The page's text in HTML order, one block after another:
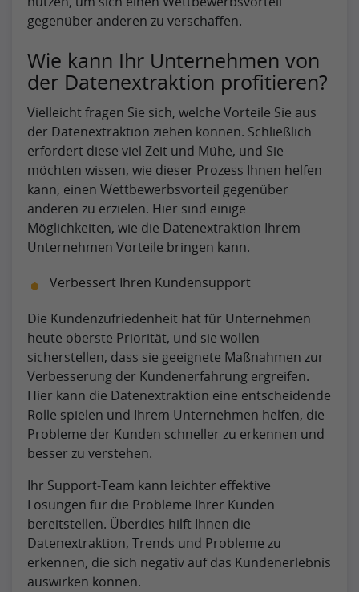
gegenüber anderen zu verschaffen.
Wie kann Ihr Unternehmen von
der Datenextraktion profitieren?
Vielleicht fragen Sie sich, welche Vorteile Sie aus
der Datenextraktion ziehen können. Schließlich
erfordert diese viel Zeit und Mühe, und Sie
möchten wissen, wie dieser Prozess Ihnen helfen
kann, einen Wettbewerbsvorteil gegenüber
anderen zu erzielen. Hier sind einige
Möglichkeiten, wie die Datenextraktion Ihrem
Unternehmen Vorteile bringen kann.
Verbessert Ihren Kundensupport
Die Kundenzufriedenheit hat für Unternehmen
heute oberste Priorität, und sie wollen
sicherstellen, dass sie geeignete Maßnahmen zur
Verbesserung der Kundenerfahrung ergreifen.
Hier kann die Datenextraktion eine entscheidende
Rolle spielen und Ihrem Unternehmen helfen, die
Probleme der Kunden schneller zu erkennen und
besser zu verstehen.
Ihr Support-Team kann leichter effektive
Lösungen für die Probleme Ihrer Kunden
bereitstellen. Überdies hilft Ihnen die
Datenextraktion, Trends und Probleme zu
erkennen, die sich negativ auf das Kundenerlebnis
auswirken können.